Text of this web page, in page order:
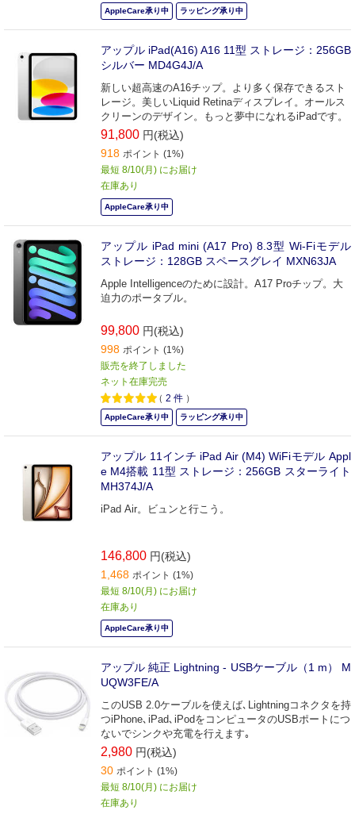
AppleCare承り中 ラッピング承り中
アップル iPad(A16) A16 11型 ストレージ：256GB
シルバー MD4G4J/A
新しい超高速のA16チップ。より多く保存できるスト
レージ。美しいLiquid Retinaディスプレイ。オールス
クリーンのデザイン。もっと夢中になれるiPadです。
91,800 円(税込)
918 ポイント (1%)
最短 8/10(月) にお届け
在庫あり
AppleCare承り中
アップル iPad mini (A17 Pro) 8.3型 Wi-Fiモデル
ストレージ：128GB スペースグレイ MXN63JA
Apple Intelligenceのために設計。A17 Proチップ。大
迫力のポータブル。
99,800 円(税込)
998 ポイント (1%)
販売を終了しました
ネット在庫完売
（ 2 件 ）
AppleCare承り中 ラッピング承り中
アップル 11インチ iPad Air (M4) WiFiモデル Appl
e M4搭載 11型 ストレージ：256GB スターライト
MH374J/A
iPad Air。ビュンと行こう。
146,800 円(税込)
1,468 ポイント (1%)
最短 8/10(月) にお届け
在庫あり
AppleCare承り中
アップル 純正 Lightning - USBケーブル（1 m） M
UQW3FE/A
このUSB 2.0ケーブルを使えば､Lightningコネクタを持
つiPhone､iPad､iPodをコンピュータのUSBポートにつ
ないでシンクや充電を行えます｡
2,980 円(税込)
30 ポイント (1%)
最短 8/10(月) にお届け
在庫あり